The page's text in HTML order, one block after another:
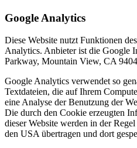
Google Analytics
Diese Website nutzt Funktionen
Analytics. Anbieter ist die Google
Parkway, Mountain View, CA
Google Analytics verwendet so
Textdateien, die auf Ihrem
eine Analyse der Benutzung der
Die durch den Cookie erzeugten
dieser Website werden in der
den USA übertragen und dort